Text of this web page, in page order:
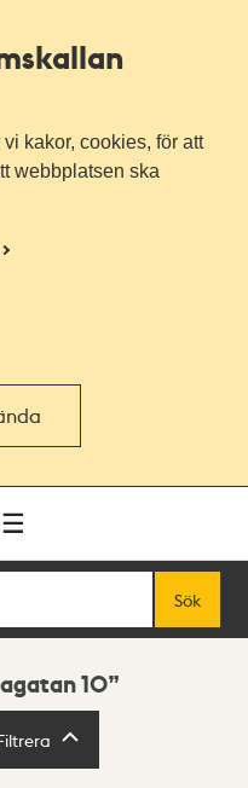
kakor, cookies, för att
webbplatsen ska
Sök
10